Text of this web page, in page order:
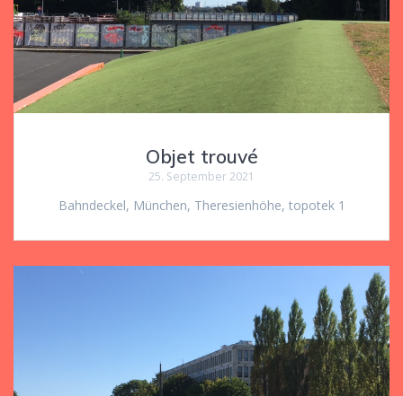
Objet trouvé
25. September 2021
Bahndeckel, München, Theresienhöhe, topotek 1